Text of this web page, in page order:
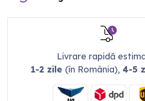
Livrare rapidă
1-2 zile (în România),4-5